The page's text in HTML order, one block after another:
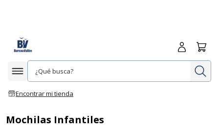
Afficher la navigation
Encontrar mi tienda
Iniciar
Mochilas Infantiles